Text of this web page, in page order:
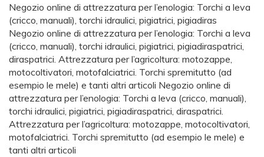
Negozio online di attrezzatura per l’enologia: Torchi a leva
(cricco, manuali), torchi idraulici, pigiatrici, pigiadiras
Negozio online di attrezzatura per l’enologia: Torchi a leva
(cricco, manuali), torchi idraulici, pigiatrici, pigiadiraspatrici,
diraspatrici. Attrezzatura per l’agricoltura: motozappe,
motocoltivatori, motofalciatrici. Torchi spremitutto (ad
esempio le mele) e tanti altri articoli Negozio online di
attrezzatura per l’enologia: Torchi a leva (cricco, manuali),
torchi idraulici, pigiatrici, pigiadiraspatrici, diraspatrici.
Attrezzatura per l’agricoltura: motozappe, motocoltivatori,
motofalciatrici. Torchi spremitutto (ad esempio le mele) e
tanti altri articoli